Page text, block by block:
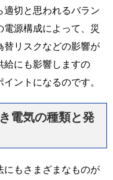
切と思われるバラン
源構成によって、災
替リスクなどの影響が
給にも影響しますの
ントになるのです。
電気の種類と発
にもさまざまなものが